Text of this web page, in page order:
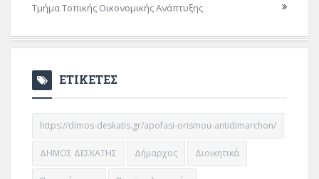
Τμήμα Τοπικής Οικονομικής Ανάπτυξης
ΕΤΙΚΕΤΕΣ
https://dimos-deskatis.gr/apofasi-orismou-antidimarchon/
ΔΗΜΟΣ ΔΕΣΚΑΤΗΣ Δήμαρχος Διοικητικά